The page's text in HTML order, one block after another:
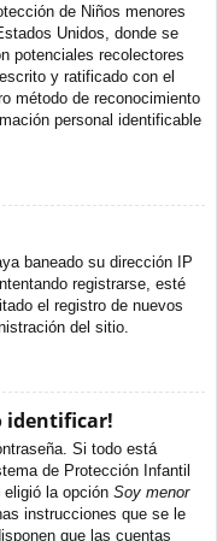
de Niños menores
Unidos, donde se
potenciales recolectores
y ratificado con el
método de reconocimiento
personal identificable
baneado su dirección IP
registrarse, esté
el registro de nuevos
del sitio.
identificar!
Si todo está
de Protección Infantil
la opción Soy menor
instrucciones que se le
que las cuentas